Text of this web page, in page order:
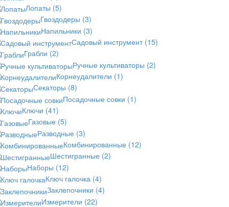
Лопаты (5)
Гвоздодеры (3)
Напильники (3)
Садовый инструмент (15)
Грабли (2)
Ручные культиваторы (2)
Корнеудалители (1)
Секаторы (8)
Посадочные совки (1)
Ключи (41)
Газовые (5)
Разводные (3)
Комбинированные (12)
Шестигранные (2)
Наборы (12)
Ключ галочка (4)
Заклепочники (4)
Измерители (22)